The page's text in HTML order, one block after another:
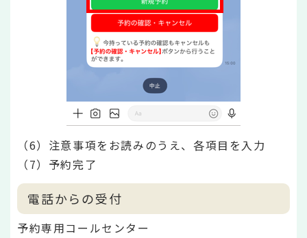
（6）注意事項をお読みのうえ、各項目を入力
（7）予約完了
電話からの受付
予約専用コールセンター